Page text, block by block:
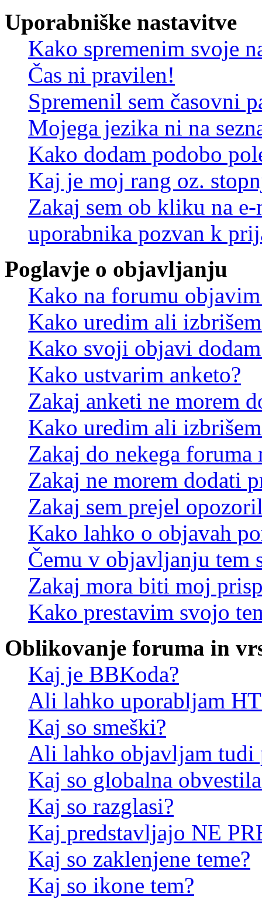
Uporabniške nastavitve
Kako spremenim svoje
Čas ni pravilen!
Spremenil sem časovni
Mojega jezika ni na
Kako dodam podobo
Kaj je moj rang oz.
Zakaj sem ob kliku na
uporabnika pozvan k
Poglavje o objavljanju
Kako na forumu
Kako uredim ali
Kako svoji objavi
Kako ustvarim anketo?
Zakaj anketi ne morem
Kako uredim ali
Zakaj do nekega foruma
Zakaj ne morem dodati
Zakaj sem prejel
Kako lahko o objavah
Čemu v objavljanju tem
Zakaj mora biti moj
Kako prestavim svojo
Oblikovanje foruma in
Kaj je BBKoda?
Ali lahko uporabljam
Kaj so smeški?
Ali lahko objavljam tudi
Kaj so globalna
Kaj so razglasi?
Kaj predstavljajo NE
Kaj so zaklenjene teme?
Kaj so ikone tem?